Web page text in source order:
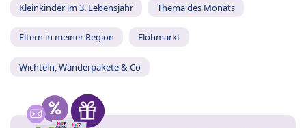
Kleinkinder im 3. Lebensjahr Thema des Monats
Eltern in meiner Region Flohmarkt
Wichteln, Wanderpakete & Co